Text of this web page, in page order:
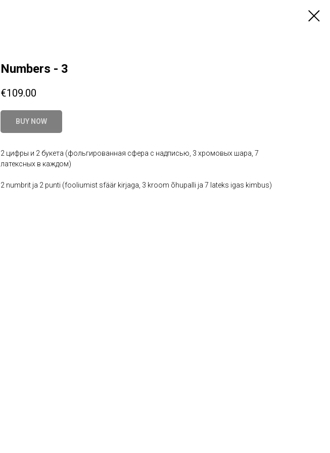
Numbers - 3
€109.00
BUY NOW
2 цифры и 2 букета (фольгированная сфера с надписью, 3 хромовых шара, 7
латексных в каждом)
2 numbrit ja 2 punti (fooliumist sfäär kirjaga, 3 kroom õhupalli ja 7 lateks igas kimbus)